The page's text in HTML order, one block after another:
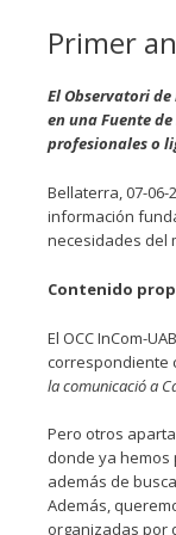
Primer
El Observatori
en una Fuente
profesionales o
Bellaterra, 07-06-
información
necesidades del
Contenido
El OCC InCom-
correspondiente
la comunicació a
Pero otros
donde ya hemos
además de
Además,
organizadas por